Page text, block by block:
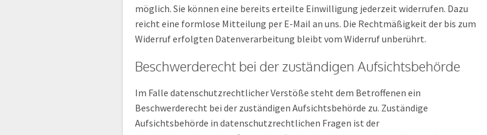
möglich. Sie können eine bereits erteilte Einwilligung jederzeit widerrufen. Dazu
reicht eine formlose Mitteilung per E-Mail an uns. Die Rechtmäßigkeit der bis zum
Widerruf erfolgten Datenverarbeitung bleibt vom Widerruf unberührt.
Beschwerderecht bei der zuständigen Aufsichtsbehörde
Im Falle datenschutzrechtlicher Verstöße steht dem Betroffenen ein
Beschwerderecht bei der zuständigen Aufsichtsbehörde zu. Zuständige
Aufsichtsbehörde in datenschutzrechtlichen Fragen ist der